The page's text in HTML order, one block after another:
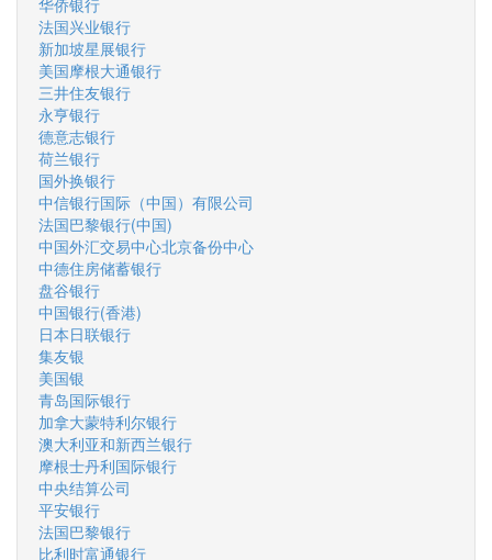
华侨银行
法国兴业银行
新加坡星展银行
美国摩根大通银行
三井住友银行
永亨银行
德意志银行
荷兰银行
国外换银行
中信银行国际（中国）有限公司
法国巴黎银行(中国)
中国外汇交易中心北京备份中心
中德住房储蓄银行
盘谷银行
中国银行(香港)
日本日联银行
集友银
美国银
青岛国际银行
加拿大蒙特利尔银行
澳大利亚和新西兰银行
摩根士丹利国际银行
中央结算公司
平安银行
法国巴黎银行
比利时富通银行